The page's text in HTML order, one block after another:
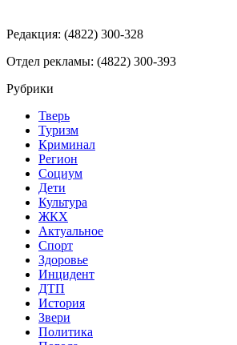
Редакция: (4822) 300-328
Отдел рекламы: (4822) 300-393
Рубрики
Тверь
Туризм
Криминал
Регион
Социум
Дети
Культура
ЖКХ
Актуальное
Спорт
Здоровье
Инцидент
ДТП
История
Звери
Политика